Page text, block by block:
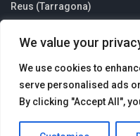
We value your
We use cookies to
serve personalised ads
By clicking "Accept All",
Reus (Tarragona)
Tlf: 690 77 51 26
Tlf: 618 75 99 53